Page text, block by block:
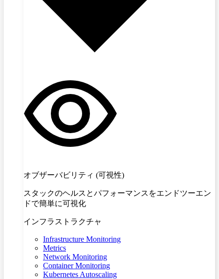
オブザーバビリティ (可視性)
スタックのヘルスとパフォーマンスをエンドツーエン
ドで簡単に可視化
インフラストラクチャ
Infrastructure Monitoring
Metrics
Network Monitoring
Container Monitoring
Kubernetes Autoscaling